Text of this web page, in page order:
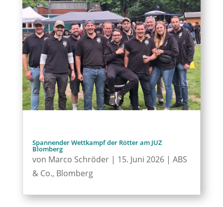
Jugendprojekt des FC Donop-Vossheide startet in
die nächste Phase
vonMarco Schröder|17. Juni 2026|
Blomberg,FC Donop
Spannender Wettkampf der Rötter am JUZ
Blomberg
von Marco Schröder| 15. Juni 2026| ABS
& Co., Blomberg